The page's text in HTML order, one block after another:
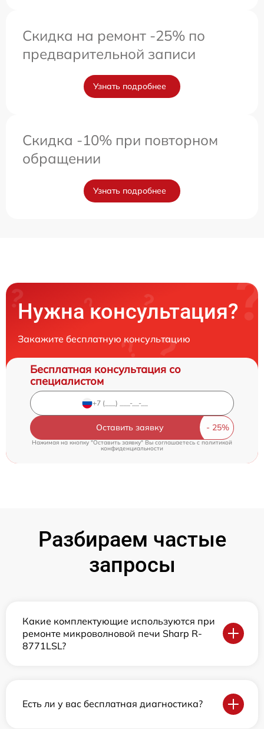
Скидка на ремонт -25% по
предварительной записи
Узнать подробнее
Скидка -10% при повторном
обращении
Узнать подробнее
Нужна консультация?
Закажите бесплатную консультацию
Бесплатная консультация со
специалистом
Оставить заявку
Нажимая на кнопку "Оставить заявку" Вы соглашаетесь cполитикой
конфиденциальности
Разбираем частые
запросы
Какие комплектующие используются при
ремонте микроволновой печи Sharp R-
8771LSL?
Есть ли у вас бесплатная диагностика?